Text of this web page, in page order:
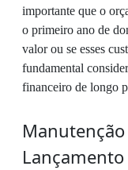
importante que o
o primeiro ano de
valor ou se esses
fundamental
financeiro de longo